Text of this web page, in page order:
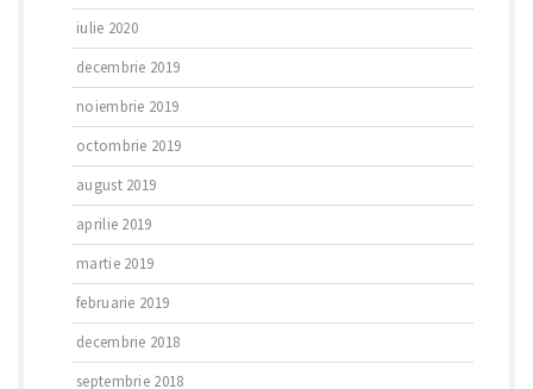
iulie 2020
decembrie 2019
noiembrie 2019
octombrie 2019
august 2019
aprilie 2019
martie 2019
februarie 2019
decembrie 2018
septembrie 2018